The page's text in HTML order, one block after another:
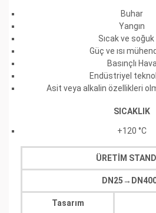
Buhar
Yangın
Sıcak ve soğuk
Güç ve ısı
Basınçlı Hava
Endüstriyel
Asit veya alkalin özellikleri
SICAKLIK
+120 °C
ÜRETİM
Tasarım